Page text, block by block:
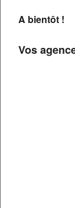
A bientôt !
Vos